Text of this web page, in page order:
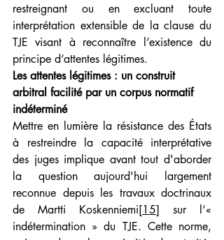
restreignant ou en excluant toute
interprétation extensible de la clause du
TJE visant à reconnaître l’existence du
principe d’attentes légitimes.
Les attentes légitimes : un construit
arbitral facilité par un corpus normatif
indéterminé
Mettre en lumière la résistance des États
à restreindre la capacité interprétative
des juges implique avant tout d'aborder
la question aujourd'hui largement
reconnue depuis les travaux doctrinaux
de Martti Koskenniemi[15] sur l’«
indétermination » du TJE. Cette norme,